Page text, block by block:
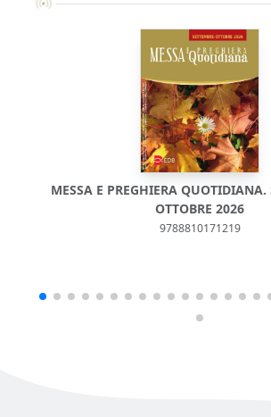
MESSA E PREGHIERA QUOTIDIANA.
OTTOBRE 2026
9788810171219